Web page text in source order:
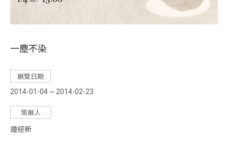
導
版
品
活
動
一塵不染
展覽日期
2014-01-04 ~ 2014-02-23
策展人
鍾經新